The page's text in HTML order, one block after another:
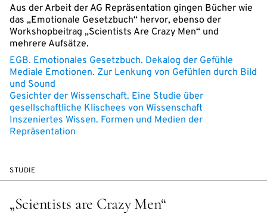
Aus der Arbeit der AG Repräsentation gingen Bücher wie
das „Emotionale Gesetzbuch“ hervor, ebenso der
Workshopbeitrag „Scientists Are Crazy Men“ und
mehrere Aufsätze.
EGB. Emotionales Gesetzbuch. Dekalog der Gefühle
Mediale Emotionen. Zur Lenkung von Gefühlen durch Bild
und Sound
Gesichter der Wissenschaft. Eine Studie über
gesellschaftliche Klischees von Wissenschaft
Inszeniertes Wissen. Formen und Medien der
Repräsentation
STUDIE
„Scientists are Crazy Men“